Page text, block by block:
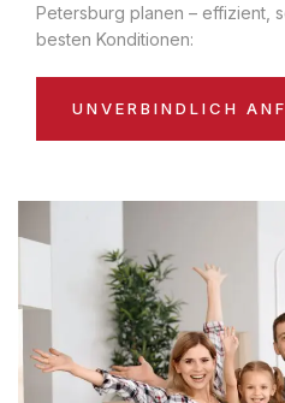
Petersburg planen – effizient,
besten Konditionen:
UNVERBINDLICH